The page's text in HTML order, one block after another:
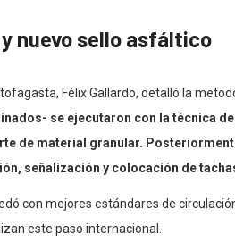
nuevo sello asfáltico
Félix Gallardo, detalló la
se ejecutaron con la técnica
de material granular.
señalización y colocación de
con mejores estándares de
este paso internacional.